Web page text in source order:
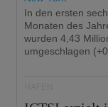
In den ersten
Monaten des
wurden 4,43
umgeschlagen